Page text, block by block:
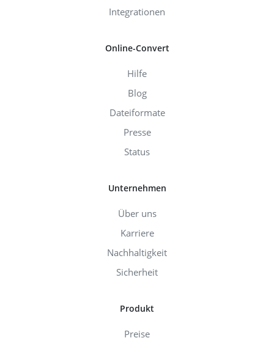
Integrationen
Online-Convert
Hilfe
Blog
Dateiformate
Presse
Status
Unternehmen
Über uns
Karriere
Nachhaltigkeit
Sicherheit
Produkt
Preise